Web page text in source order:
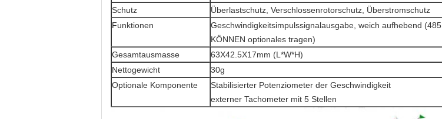
Schutz
Überlastschutz, Verschlossenrotorschutz, Überstromschutz
Funktionen
Geschwindigkeitsimpulssignalausgabe, weich aufhebend (485,
KÖNNEN optionales tragen)
Gesamtausmasse
63X42.5X17mm (L*W*H)
Nettogewicht
30g
Optionale Komponente
Stabilisierter Potenziometer der Geschwindigkeit
externer Tachometer mit 5 Stellen